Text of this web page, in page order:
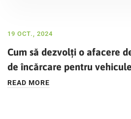
19 OCT., 2024
Cum să dezvolți o afacere
de încărcare pentru
READ MORE